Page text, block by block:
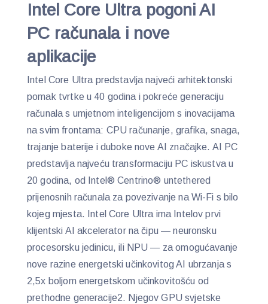
Intel Core Ultra pogoni AI
PC računala i nove
aplikacije
Intel Core Ultra predstavlja najveći arhitektonski
pomak tvrtke u 40 godina i pokreće generaciju
računala s umjetnom inteligencijom s inovacijama
na svim frontama: CPU računanje, grafika, snaga,
trajanje baterije i duboke nove AI značajke. AI PC
predstavlja najveću transformaciju PC iskustva u
20 godina, od Intel® Centrino® untethered
prijenosnih računala za povezivanje na Wi-Fi s bilo
kojeg mjesta. Intel Core Ultra ima Intelov prvi
klijentski AI akcelerator na čipu — neuronsku
procesorsku jedinicu, ili NPU — za omogućavanje
nove razine energetski učinkovitog AI ubrzanja s
2,5x boljom energetskom učinkovitošću od
prethodne generacije2. Njegov GPU svjetske